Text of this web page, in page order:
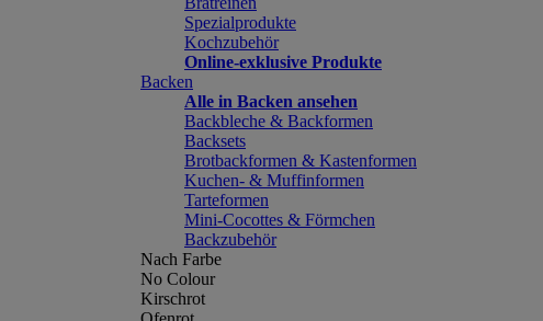
Spezialprodukte
Kochzubehör
Online-exklusive Produkte
Backen
Alle in Backen ansehen
Backbleche & Backformen
Backsets
Brotbackformen & Kastenformen
Kuchen- & Muffinformen
Tarteformen
Mini-Cocottes & Förmchen
Backzubehör
Nach Farbe
No Colour
Kirschrot